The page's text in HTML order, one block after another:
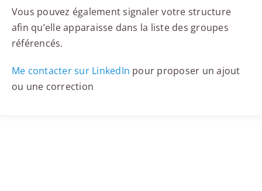
Vous pouvez également signaler votre structure
afin qu’elle apparaisse dans la liste des groupes
référencés.
Me contacter sur LinkedIn pour proposer un ajout
ou une correction